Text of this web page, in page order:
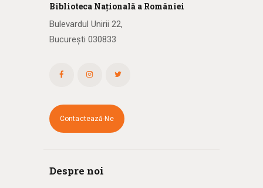
Biblioteca Națională a României
Bulevardul Unirii 22,
București 030833
Contactează-Ne
Despre noi